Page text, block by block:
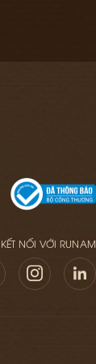
KẾT NỐI VỚI RUNAM